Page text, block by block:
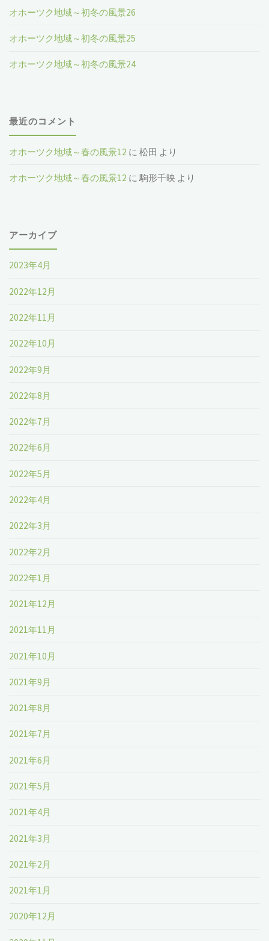
オホーツク地域～初冬の風景26
オホーツク地域～初冬の風景25
オホーツク地域～初冬の風景24
最近のコメント
オホーツク地域～春の風景12 に松田 より
オホーツク地域～春の風景12 に駒形千映 より
アーカイブ
2023年4月
2022年12月
2022年11月
2022年10月
2022年9月
2022年8月
2022年7月
2022年6月
2022年5月
2022年4月
2022年3月
2022年2月
2022年1月
2021年12月
2021年11月
2021年10月
2021年9月
2021年8月
2021年7月
2021年6月
2021年5月
2021年4月
2021年3月
2021年2月
2021年1月
2020年12月